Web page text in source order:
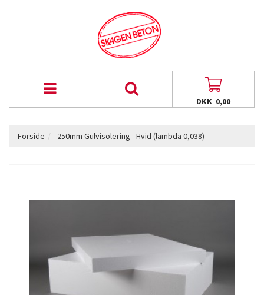
DKK 0,00
Forside 250mm Gulvisolering - Hvid (lambda 0,038)